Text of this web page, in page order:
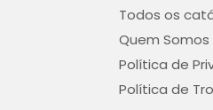
Todos os
Quem Somos
Política de
Política de